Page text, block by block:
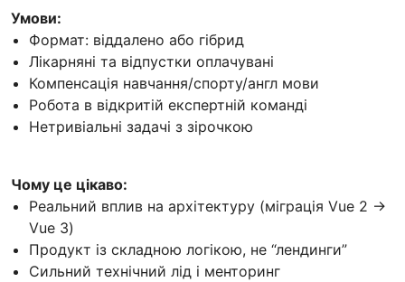
Умови:
Формат: віддалено або гібрид
Лікарняні та відпустки оплачувані
Компенсація навчання/спорту/англ мови
Робота в відкритій експертній команді
Нетривіальні задачі з зірочкою
Чому це цікаво:
Реальний вплив на архітектуру (міграція Vue 2 →
Vue 3)
Продукт із складною логікою, не “лендинги”
Сильний технічний лід і менторинг